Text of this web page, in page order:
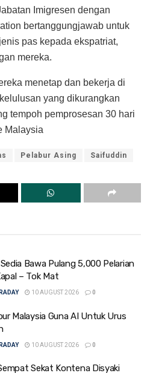
Imigresen dengan
bertanggungjawab untuk
pas kepada ekspatriat,
mereka.
menetap dan bekerja di
yang dikurangkan
tempoh pemprosesan 30 hari
Malaysia
Pelabur Asing Saifuddin
Bawa Pulang 5,000 Pelarian
– Tok Mat
10 AUGUST 2026 0
Malaysia Guna AI Untuk Urus
10 AUGUST 2026 0
Sekat Kontena Disyaki